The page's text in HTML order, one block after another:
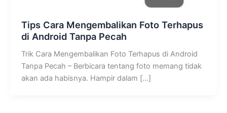
Tips Cara Mengembalikan Foto Terhapus
di Android Tanpa Pecah
Trik Cara Mengembalikan Foto Terhapus di Android
Tanpa Pecah – Berbicara tentang foto memang tidak
akan ada habisnya. Hampir dalam […]